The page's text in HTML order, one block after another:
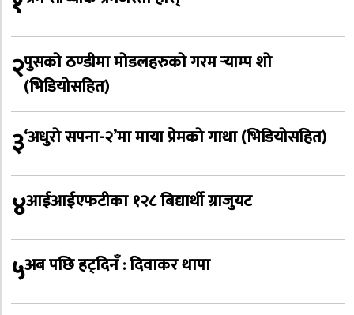
२पुसको ठण्डीमा मोडलहरुको गरम र्‍याम्प शो
(भिडियोसहित)
३‘अधुरो सपना-२’मा माया प्रेमको गाथा (भिडियोसहित)
४आईआईएफटीका १२८ बिद्यार्थी ग्राजुयट
५अब पछि हट्दिनँ : दिवाकर थापा